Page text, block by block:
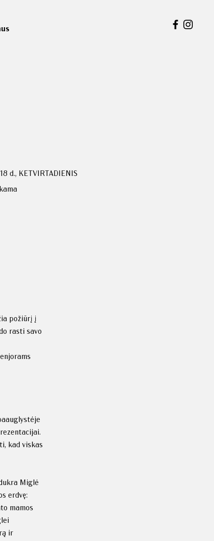
d., KETVIRTADIENIS
požiūrį į
rasti savo
kad viskas
Miglė
erdvę:
mamos
ir